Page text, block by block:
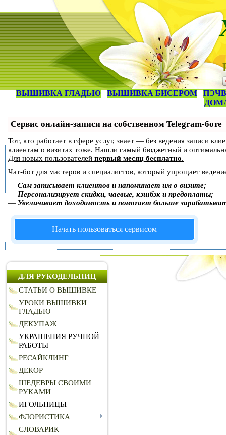
ВЫШИВКА ГЛАДЬЮ ВЫШИВКА БИСЕРОМ
Сервис онлайн-записи на собственном Telegram-боте
Тот, кто работает в сфере услуг, знает — без ведения записи
клиентам о визитах тоже. Нашли самый бюджетный и
Для новых пользователей первый месяц бесплатно.
Чат-бот для мастеров и специалистов, который упрощает
— Сам записывает клиентов и напоминает им о визите;
— Персонализирует скидки, чаевые, кэшбэк и предоплаты;
— Увеличивает доходимость и помогает больше
Начать пользоваться сервисом
ДЛЯ РУКОДЕЛЬНИЦ
СТАТЬИ О ВЫШИВКЕ
УРОКИ ВЫШИВКИ
ГЛАДЬЮ
ДЕКУПАЖ
УКРАШЕНИЯ РУЧНОЙ
РАБОТЫ
РЕСАЙКЛИНГ
ДЕКОР
ШЕДЕВРЫ СВОИМИ
РУКАМИ
ИГОЛЬНИЦЫ
ФЛОРИСТИКА
СЛОВАРИК